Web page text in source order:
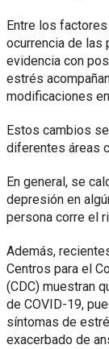
Entre los
ocurrencia de
evidencia con
estrés
modificaciones
Estos cambios
diferentes áreas
En general, se
depresión en
persona corre el
Además,
Centros para el
(CDC) muestran
de COVID-19,
síntomas de
exacerbado de